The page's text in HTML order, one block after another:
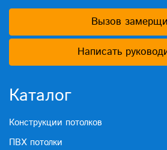
Вызов
Написать
Каталог
Конструкции потолков
ПВХ потолки